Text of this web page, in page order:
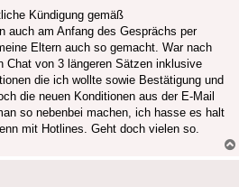
Kündigung gemäß
auch am Anfang des Gesprächs per
Eltern auch so gemacht. War nach
Chat von 3 längeren Sätzen inklusive
die ich wollte sowie Bestätigung und
die neuen Konditionen aus der E-Mail
so nebenbei machen, ich hasse es halt
mit Hotlines. Geht doch vielen so.